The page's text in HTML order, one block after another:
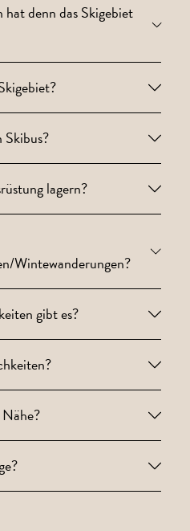
denn das Skigebiet
Skibus?
lagern?
Wintewanderungen?
gibt es?